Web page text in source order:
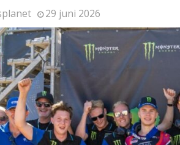
29 juni 2026